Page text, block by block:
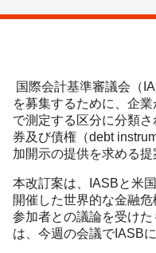
国際会計基準審議会（
を募集するために、企
で測定する区分に分類
券及び債権（debt
加開示の提供を求める提
本改訂案は、IASBと米
開催した世界的な金融
参加者との議論を受け
は、今週の会議でIASB